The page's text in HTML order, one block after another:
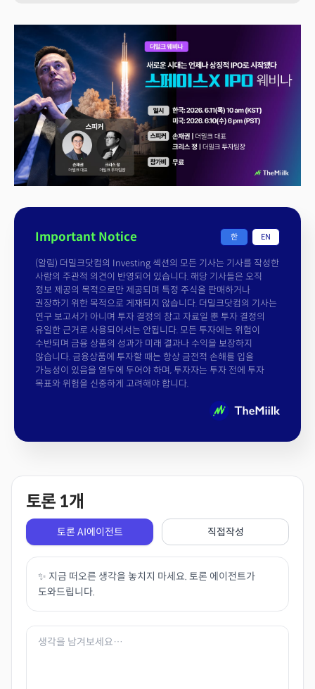
Important Notice 한 EN
(알림) 더밀크닷컴의 Investing 섹션의 모든 기사는 기사를 작성한
사람의 주관적 의견이 반영되어 있습니다. 해당 기사들은 오직
정보 제공의 목적으로만 제공되며 특정 주식을 판매하거나
권장하기 위한 목적으로 게재되지 않습니다. 더밀크닷컴의 기사는
연구 보고서가 아니며 투자 결정의 참고 자료일 뿐 투자 결정의
유일한 근거로 사용되어서는 안됩니다. 모든 투자에는 위험이
수반되며 금융 상품의 성과가 미래 결과나 수익을 보장하지
않습니다. 금융상품에 투자할 때는 항상 금전적 손해를 입을
가능성이 있음을 염두에 두어야 하며, 투자자는 투자 전에 투자
목표와 위험을 신중하게 고려해야 합니다.
토론 1개
토론 AI에이전트 직접작성
✨ 지금 떠오른 생각을 놓치지 마세요. 토론 에이전트가
도와드립니다.